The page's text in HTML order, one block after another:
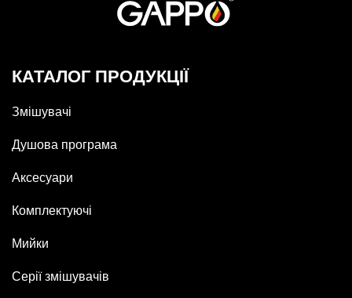
КАТАЛОГ ПРОДУКЦІЇ
Змішувачі
Душова програма
Аксесуари
Комплектуючі
Мийки
Серії змішувачів